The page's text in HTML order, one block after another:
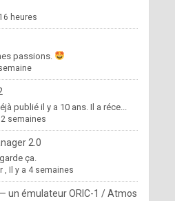
16 heures
passions.
publié il y a 10 ans. Il a réce...
2 semaines
2.0
ça.
, Il y a 4 semaines
un émulateur ORIC-1 / Atmos